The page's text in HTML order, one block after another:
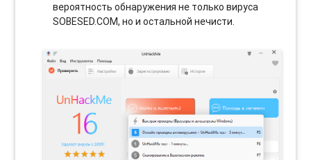
вероятность обнаружения не только вируса
SOBESED.COM, но и остальной нечисти.